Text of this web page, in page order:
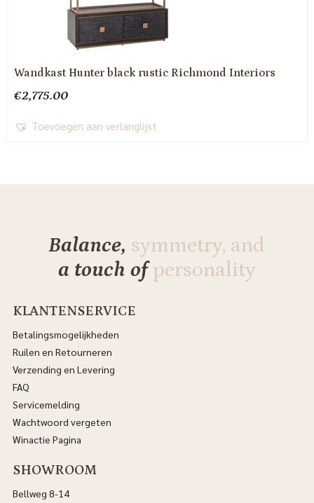
Wandkast Hunter black rustic Richmond Interiors
€2,775.00
Toevoegen aan verlanglijst
Balance, symmetry, and
a touch ofpersonality
KLANTENSERVICE
Betalingsmogelijkheden
Ruilen en Retourneren
Verzending en Levering
FAQ
Servicemelding
Wachtwoord vergeten
Winactie Pagina
SHOWROOM
Bellweg 8-14